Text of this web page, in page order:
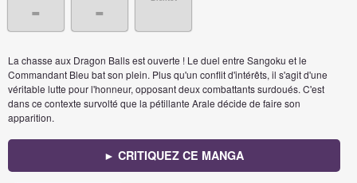
- -
La chasse aux Dragon Balls est ouverte ! Le duel entre Sangoku et le
Commandant Bleu bat son plein. Plus qu'un conflit d'intérêts, il s'agit d'une
véritable lutte pour l'honneur, opposant deux combattants surdoués. C'est
dans ce contexte survolté que la pétillante Arale décide de faire son
apparition.
► CRITIQUEZ CE MANGA